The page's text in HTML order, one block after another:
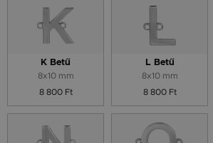
K Betű
8x10 mm
8 800 Ft
L Betű
8x10 mm
8 800 Ft